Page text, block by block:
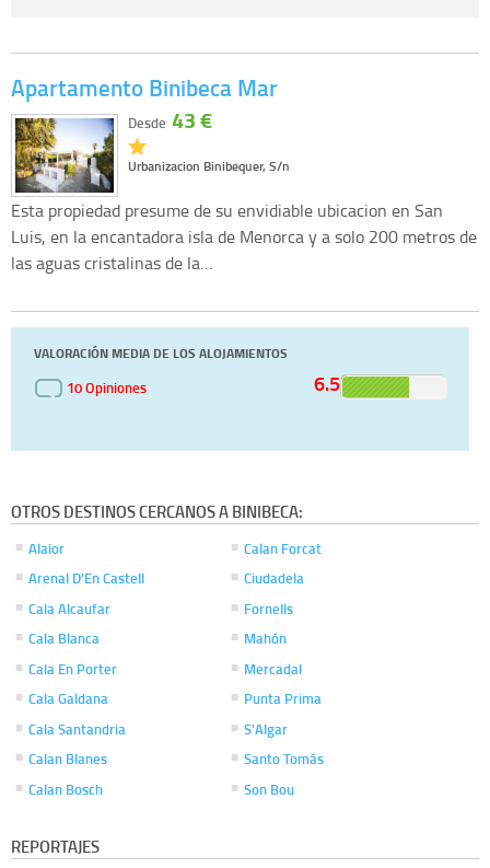
Apartamento Binibeca Mar
Urbanizacion Binibequer, S/n
Desde 43 €
Esta propiedad presume de su envidiable ubicacion en San
Luis, en la encantadora isla de Menorca y a solo 200 metros de
las aguas cristalinas de la…
VALORACIÓN MEDIA DE LOS ALOJAMIENTOS
10 Opiniones
6.5
OTROS DESTINOS CERCANOS A BINIBECA:
Alaior
Arenal D'En Castell
Cala Alcaufar
Cala Blanca
Cala En Porter
Cala Galdana
Cala Santandria
Calan Blanes
Calan Bosch
Calan Forcat
Ciudadela
Fornells
Mahón
Mercadal
Punta Prima
S'Algar
Santo Tomás
Son Bou
REPORTAJES